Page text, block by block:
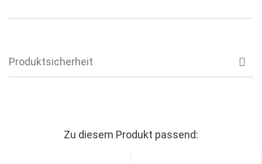
Produktsicherheit
Zu diesem Produkt passend: